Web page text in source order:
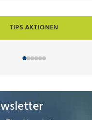
TIPS AKTIONEN